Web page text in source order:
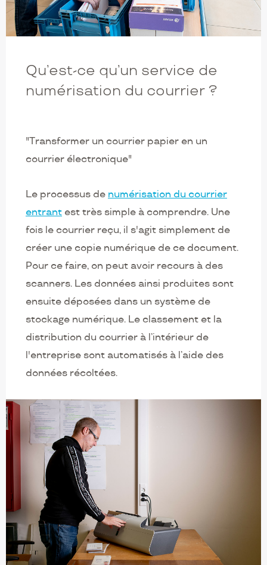
Qu’est-ce qu’un service de
numérisation du courrier ?
"Transformer un courrier papier en un
courrier électronique"
Le processus de numérisation du courrier
entrant est très simple à comprendre. Une
fois le courrier reçu, il s'agit simplement de
créer une copie numérique de ce document.
Pour ce faire, on peut avoir recours à des
scanners. Les données ainsi produites sont
ensuite déposées dans un système de
stockage numérique. Le classement et la
distribution du courrier à l’intérieur de
l'entreprise sont automatisés à l’aide des
données récoltées.